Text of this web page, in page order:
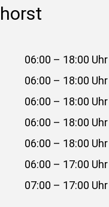
06:00 – 18:00 Uhr
06:00 – 18:00 Uhr
06:00 – 18:00 Uhr
06:00 – 18:00 Uhr
06:00 – 18:00 Uhr
06:00 – 17:00 Uhr
07:00 – 17:00 Uhr